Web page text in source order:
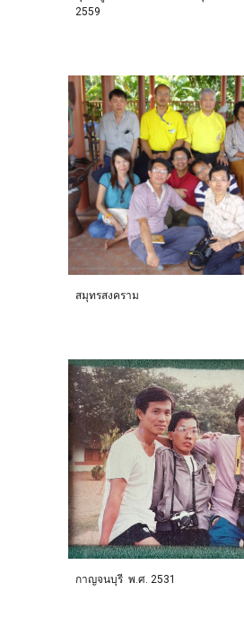
2559
สมุทรสงคราม
กาญจนบุรี พ.ศ. 2531